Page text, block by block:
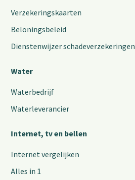
Verzekeringskaarten
Beloningsbeleid
Dienstenwijzer schadeverzekeringen
Water
Waterbedrijf
Waterleverancier
Internet, tv en bellen
Internet vergelijken
Alles in 1